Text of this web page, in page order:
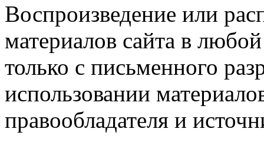
Воспроизведение или
материалов сайта в
только с письменного
использовании
правообладателя и